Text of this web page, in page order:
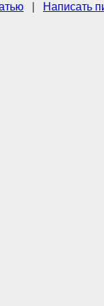
Написать